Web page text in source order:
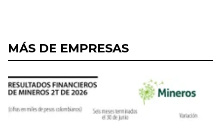
MÁS DE EMPRESAS